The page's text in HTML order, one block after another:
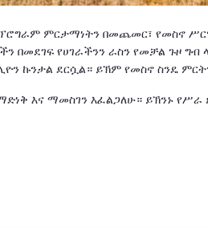
ምርታማነትን በመጨመር፣ የመስኖ
በመደገፍ የሀገራችንን ራስን የመቻል ጉዞ
ኩንታል ደርሷል። ይኽም የመስኖ ስንዴ
እና ማመስገን እፈልጋለሁ። ይኽንኑ